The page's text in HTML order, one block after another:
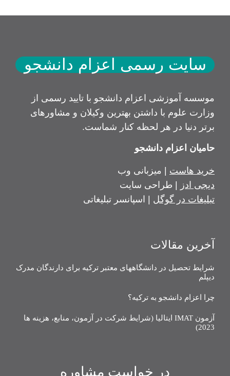
سایت رسمی اعزام دانشجو
موسسه آموزشی اعزام دانشجو با تایید رسمی از
وزارت علوم با داشتن بهترین وکیلان و مشاورهای
برتر دنیا در هر لحظه کنار شماست.
حامیان اعزام دانشجو
خرید هاست | میزبانی وب
دیجی ادز
| طراحی سایت
تبلیغات در گوگل | اسپانسر تبلیغاتی
آخرین مقالات
شرایط تحصیل در دانشگاههای معتبر ترکیه برای دارندگان مدرک
دیپلم
چرا اعزام دانشجو به ترکیه؟
آزمون IMAT ایتالیا (شرایط شرکت در آزمون، منابع، هزینه ها
2023)
در خواست مشاوره